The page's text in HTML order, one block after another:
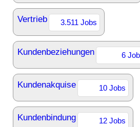
Vertrieb 3.511 Jobs
Kundenbeziehungen 6
Kundenakquise 10 Jobs
Kundenbindung 12 Jobs